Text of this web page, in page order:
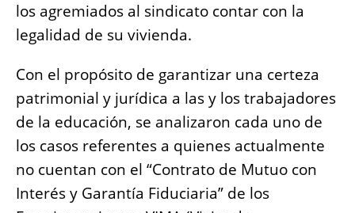
los agremiados al sindicato contar con la
legalidad de su vivienda.
Con el propósito de garantizar una certeza
patrimonial y jurídica a las y los trabajadores
de la educación, se analizaron cada uno de
los casos referentes a quienes actualmente
no cuentan con el “Contrato de Mutuo con
Interés y Garantía Fiduciaria” de los